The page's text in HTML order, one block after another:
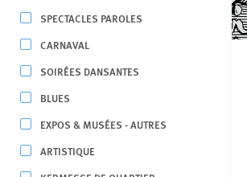
SPECTACLES PAROLES
CARNAVAL
SOIRÉES DANSANTES
BLUES
EXPOS & MUSÉES - AUTRES
ARTISTIQUE